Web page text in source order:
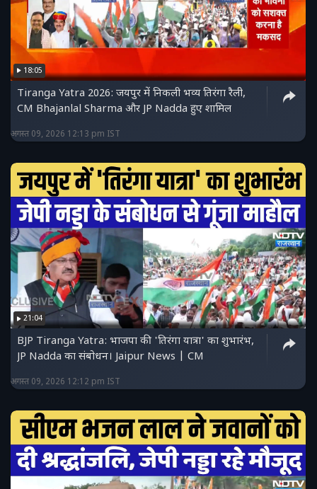
18:05
Tiranga Yatra 2026: जयपुर में निकली भव्य तिरंगा रैली,
CM Bhajanlal Sharma और JP Nadda हुए शामिल
अगस्त 09, 2026 12:13 pm IST
21:04
BJP Tiranga Yatra: भाजपा की 'तिरंगा यात्रा' का शुभारंभ,
JP Nadda का संबोधन। Jaipur News | CM
अगस्त 09, 2026 12:12 pm IST